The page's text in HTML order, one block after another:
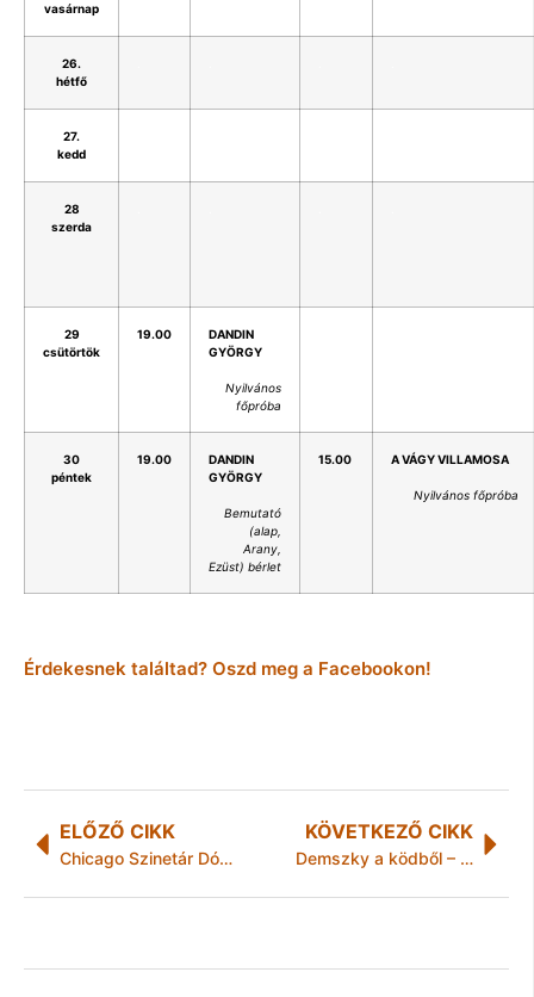
vasárnap
26.
hétfő
27.
kedd
28
szerda
29
csütörtök
19.00
DANDIN
GYÖRGY
Nyilvános
főpróba
30
péntek
19.00
DANDIN
GYÖRGY
Bemutató
(alap,
Arany,
Ezüst) bérlet
15.00 A VÁGY VILLAMOSA
Nyilvános főpróba
Érdekesnek találtad? Oszd meg a Facebookon!
ELŐZŐ CIKK
Chicago Szinetár Dórával és Ullmann Mónikával Miskolcon
KÖVETKEZŐ CIKK
Demszky a ködből – Új thriller borzolja a fővárosiak idegeit